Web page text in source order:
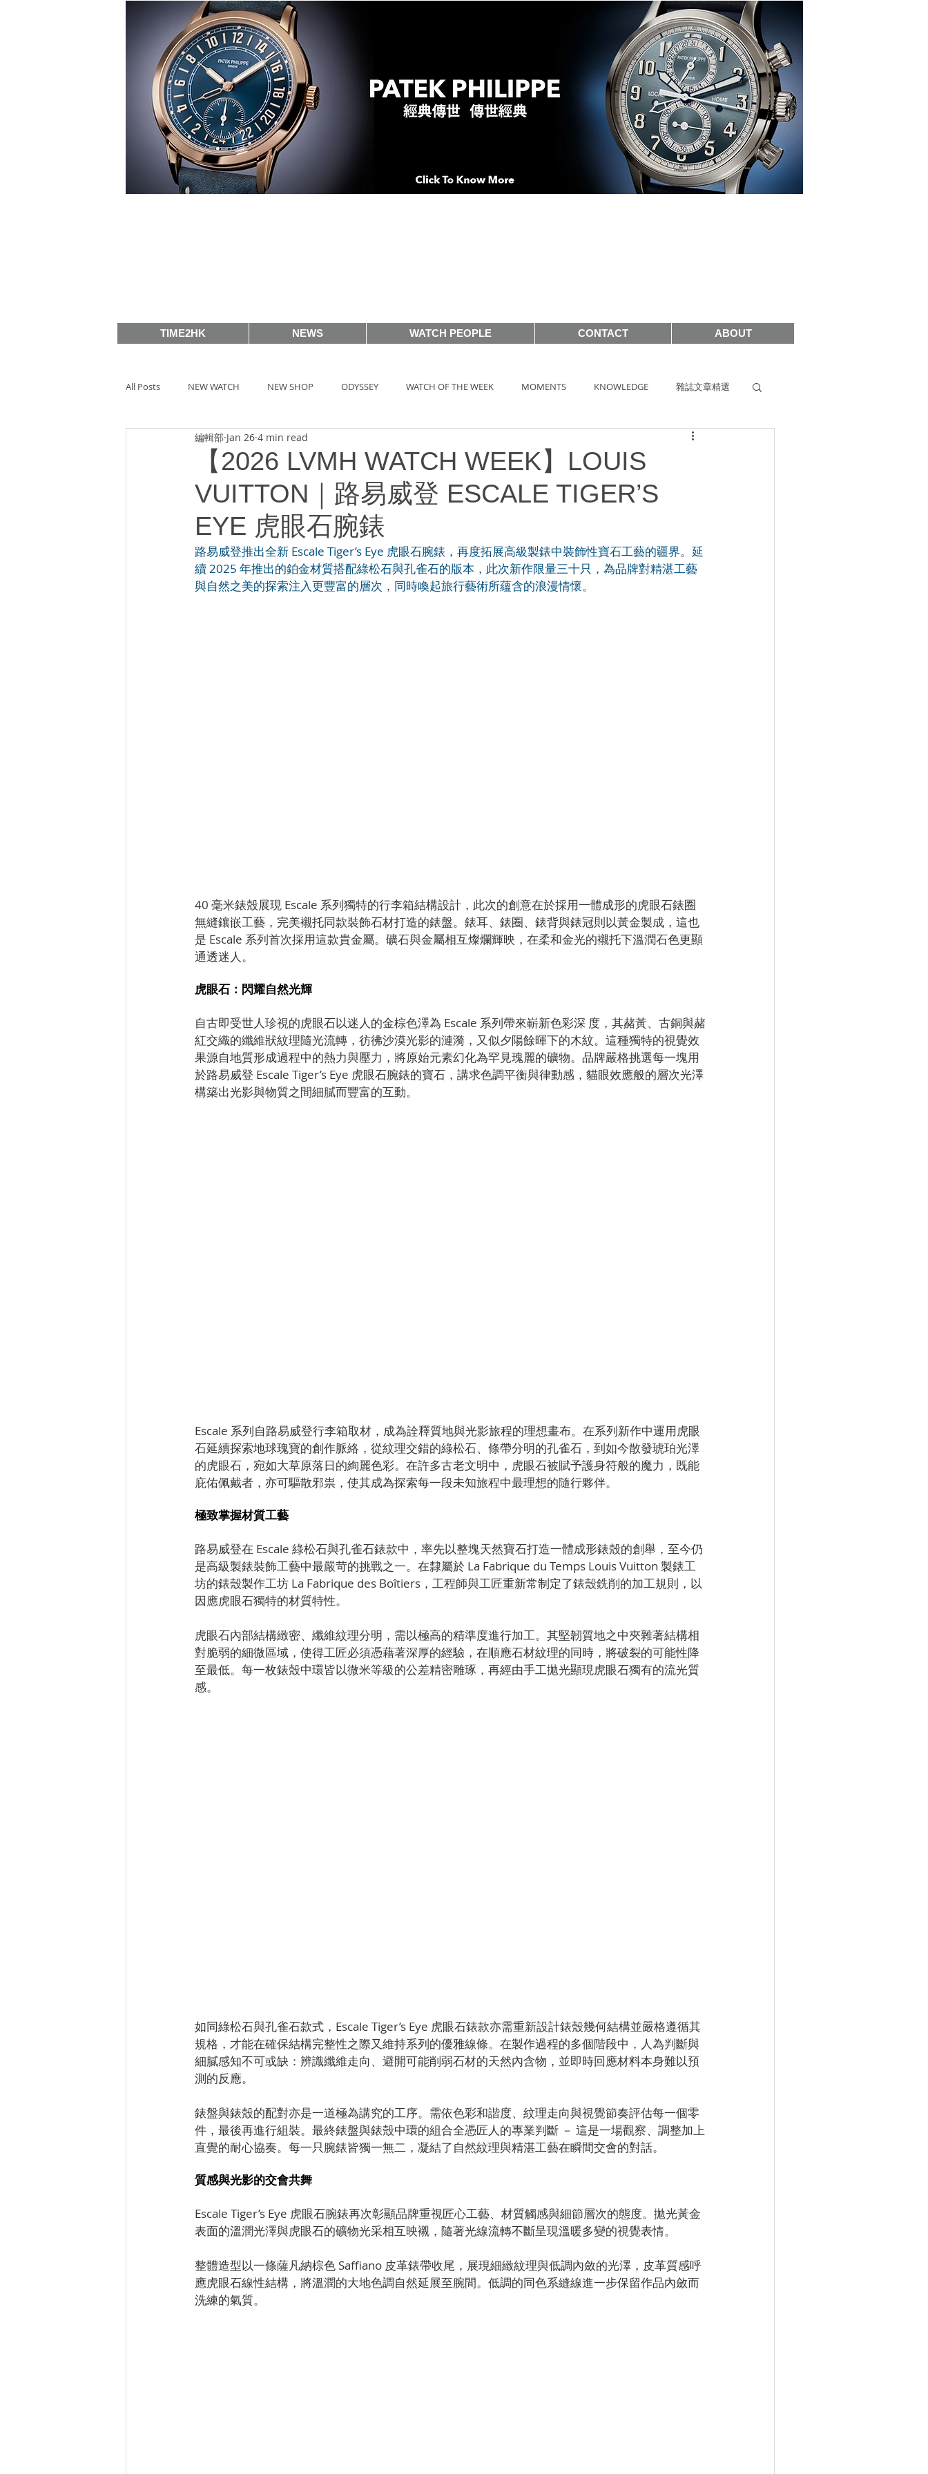
TIME2HK NEWS WATCH PEOPLE CONTACT ABOUT
All Posts NEW WATCH NEW SHOP ODYSSEY WATCH OF THE WEEK MOMENTS KNOWLEDGE 雜誌文章精選
MEET THE VIP WATCH PEOPLE
BASELWORLD 2019 SIHH2018 BASEL2018 PRE-BASEL 2018 SIHH2017 BASELWORLD2017
BASELWORLD 2016 SIHH2016 CLASSIC 101 PRE-BASEL 2020 JEWELRY Gadget News
【2026 LVMH WATCH WEEK】LOUIS
VUITTON｜路易威登 ESCALE TIGER’S
EYE 虎眼石腕錶
編輯部 Jan 26 4 min read
路易威登推出全新 Escale Tiger’s Eye 虎眼石腕錶，再度拓展高級製錶中裝飾性寶石工藝的疆界。延
續 2025 年推出的鉑金材質搭配綠松石與孔雀石的版本，此次新作限量三十只，為品牌對精湛工藝
與自然之美的探索注入更豐富的層次，同時喚起旅行藝術所蘊含的浪漫情懷。
40 毫米錶殼展現 Escale 系列獨特的行李箱結構設計，此次的創意在於採用一體成形的虎眼石錶圈
無縫鑲嵌工藝，完美襯托同款裝飾石材打造的錶盤。錶耳、錶圈、錶背與錶冠則以黃金製成，這也
是 Escale 系列首次採用這款貴金屬。礦石與金屬相互燦爛輝映，在柔和金光的襯托下溫潤石色更顯
通透迷人。
虎眼石：閃耀自然光輝
自古即受世人珍視的虎眼石以迷人的金棕色澤為 Escale 系列帶來嶄新色彩深 度，其赭黃、古銅與赭
紅交織的纖維狀紋理隨光流轉，彷彿沙漠光影的漣漪，又似夕陽餘暉下的木紋。這種獨特的視覺效
果源自地質形成過程中的熱力與壓力，將原始元素幻化為罕見瑰麗的礦物。品牌嚴格挑選每一塊用
於路易威登 Escale Tiger’s Eye 虎眼石腕錶的寶石，講求色調平衡與律動感，貓眼效應般的層次光澤
構築出光影與物質之間細膩而豐富的互動。
Escale 系列自路易威登行李箱取材，成為詮釋質地與光影旅程的理想畫布。在系列新作中運用虎眼
石延續探索地球瑰寶的創作脈絡，從紋理交錯的綠松石、條帶分明的孔雀石，到如今散發琥珀光澤
的虎眼石，宛如大草原落日的絢麗色彩。在許多古老文明中，虎眼石被賦予護身符般的魔力，既能
庇佑佩戴者，亦可驅散邪祟，使其成為探索每一段未知旅程中最理想的隨行夥伴。
極致掌握材質工藝
路易威登在 Escale 綠松石與孔雀石錶款中，率先以整塊天然寶石打造一體成形錶殼的創舉，至今仍
是高級製錶裝飾工藝中最嚴苛的挑戰之一。在隸屬於 La Fabrique du Temps Louis Vuitton 製錶工
坊的錶殼製作工坊 La Fabrique des Boîtiers，工程師與工匠重新常制定了錶殼銑削的加工規則，以
因應虎眼石獨特的材質特性。
虎眼石內部結構緻密、纖維紋理分明，需以極高的精準度進行加工。其堅韌質地之中夾雜著結構相
對脆弱的細微區域，使得工匠必須憑藉著深厚的經驗，在順應石材紋理的同時，將破裂的可能性降
至最低。每一枚錶殼中環皆以微米等級的公差精密雕琢，再經由手工拋光顯現虎眼石獨有的流光質
感。
如同綠松石與孔雀石款式，Escale Tiger’s Eye 虎眼石錶款亦需重新設計錶殼幾何結構並嚴格遵循其
規格，才能在確保結構完整性之際又維持系列的優雅線條。在製作過程的多個階段中，人為判斷與
細膩感知不可或缺：辨識纖維走向、避開可能削弱石材的天然內含物，並即時回應材料本身難以預
測的反應。
錶盤與錶殼的配對亦是一道極為講究的工序。需依色彩和諧度、紋理走向與視覺節奏評估每一個零
件，最後再進行組裝。最終錶盤與錶殼中環的組合全憑匠人的專業判斷 － 這是一場觀察、調整加上
直覺的耐心協奏。每一只腕錶皆獨一無二，凝結了自然紋理與精湛工藝在瞬間交會的對話。
質感與光影的交會共舞
Escale Tiger’s Eye 虎眼石腕錶再次彰顯品牌重視匠心工藝、材質觸感與細節層次的態度。拋光黃金
表面的溫潤光澤與虎眼石的礦物光采相互映襯，隨著光線流轉不斷呈現溫暖多變的視覺表情。
整體造型以一條薩凡納棕色 Saffiano 皮革錶帶收尾，展現細緻紋理與低調內斂的光澤，皮革質感呼
應虎眼石線性結構，將溫潤的大地色調自然延展至腕間。低調的同色系縫線進一步保留作品內斂而
洗練的氣質。